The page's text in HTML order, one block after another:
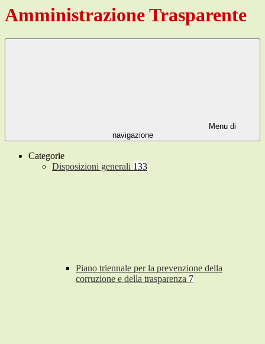
Amministrazione Trasparente
Menu di
navigazione
Categorie
Disposizioni generali 133
Piano triennale per la prevenzione della
corruzione e della trasparenza 7